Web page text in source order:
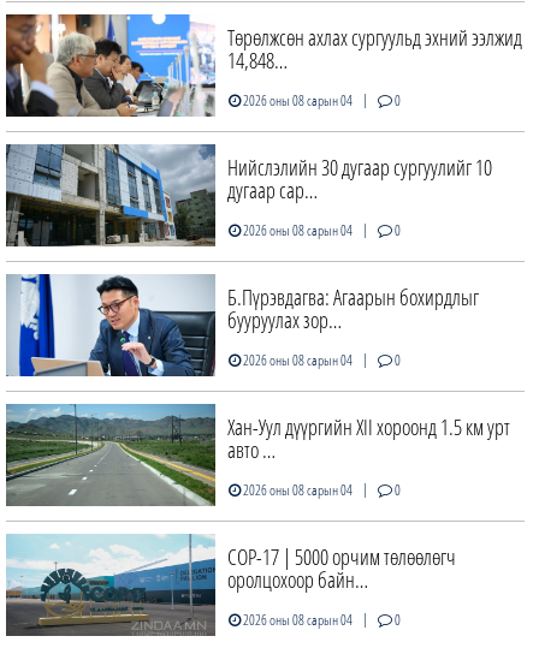
Төрөлжсөн ахлах сургуульд эхний ээлжид
14,848…
2026 оны 08 сарын 04 | 0
Нийслэлийн 30 дугаар сургуулийг 10
дугаар сар…
2026 оны 08 сарын 04 | 0
Б.Пүрэвдагва: Агаарын бохирдлыг
бууруулах зор…
2026 оны 08 сарын 04 | 0
Хан-Уул дүүргийн XII хороонд 1.5 км урт
авто …
2026 оны 08 сарын 04 | 0
COP-17 | 5000 орчим төлөөлөгч
оролцохоор байн…
2026 оны 08 сарын 04 | 0